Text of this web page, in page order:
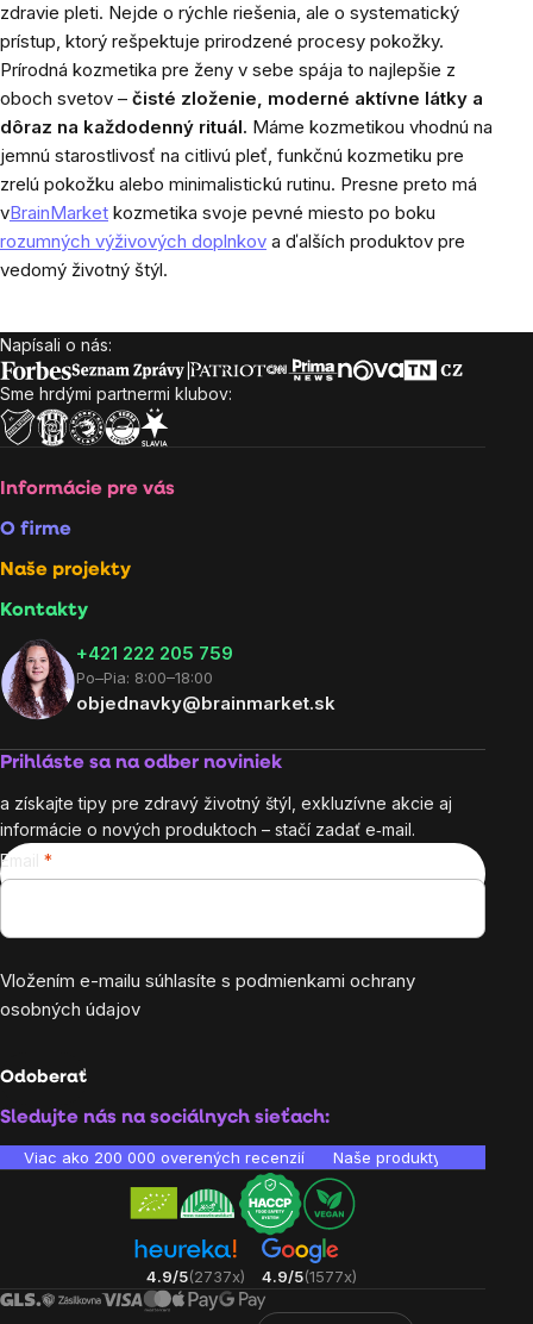
zdravie pleti. Nejde o rýchle riešenia, ale o systematický
prístup, ktorý rešpektuje prirodzené procesy pokožky.
Prírodná kozmetika pre ženy v sebe spája to najlepšie z
oboch svetov – čisté zloženie, moderné aktívne látky a
dôraz na každodenný rituál. Máme kozmetikou vhodnú na
jemnú starostlivosť na citlivú pleť, funkčnú kozmetiku pre
zrelú pokožku alebo minimalistickú rutinu. Presne preto má
vBrainMarket kozmetika svoje pevné miesto po boku
rozumných výživových doplnkov a ďalších produktov pre
vedomý životný štýl.
Zápätie
Napísali o nás:
Sme hrdými partnermi klubov:
Informácie pre vás
O firme
Naše projekty
Kontakty
+421 222 205 759
Po–Pia: 8:00–18:00
objednavky@brainmarket.sk
Prihláste sa na odber noviniek
a získajte tipy pre zdravý životný štýl, exkluzívne akcie aj
informácie o nových produktoch – stačí zadať e‑mail.
Email
Vložením e-mailu súhlasíte s podmienkami ochrany
osobných údajov
Odoberať
Sledujte nás na sociálnych sieťach:
Viac ako 200 000 overených recenzií Naše produkty sú
4.9/5(2737x) 4.9/5(1577x)